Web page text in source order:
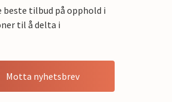
beste tilbud på opphold i
til å delta i
Motta nyhetsbrev